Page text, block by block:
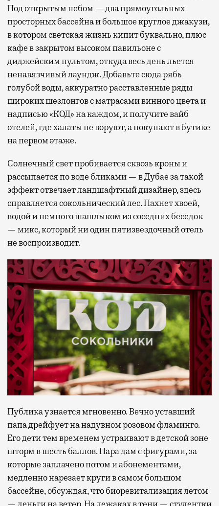
Под открытым небом — два прямоугольных
просторных бассейна и большое круглое джакузи,
в котором светская жизнь кипит буквально, плюс
кафе в закрытом высоком павильоне с
диджейским пультом, откуда весь день льется
ненавязчивый лаундж. Добавьте сюда рябь
голубой воды, аккуратно расставленные ряды
широких шезлонгов с матрасами винного цвета и
надписью «КОД» на каждом, и получите вайб
отелей, где халаты не воруют, а покупают в бутике
на первом этаже.
Солнечный свет пробивается сквозь кроны и
рассыпается по воде бликами — в Дубае за такой
эффект отвечает ландшафтный дизайнер, здесь
справляется сокольнический лес. Пахнет хвоей,
водой и немного шашлыком из соседних беседок
— микс, который ни один пятизвездочный отель
не воспроизводит.
Публика узнается мгновенно. Вечно уставший
папа дрейфует на надувном розовом фламинго.
Его дети тем временем устраивают в детской зоне
шторм в шесть баллов. Пара дам с фигурами, за
которые заплачено потом и абонементами,
медленно нарезает круги в самом большом
бассейне, обсуждая, что биоревитализация летом